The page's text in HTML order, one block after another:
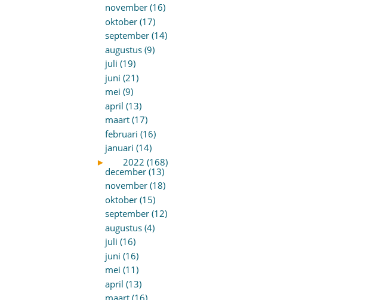
november (16)
oktober (17)
september (14)
augustus (9)
juli (19)
juni (21)
mei (9)
april (13)
maart (17)
februari (16)
januari (14)
►
2022 (168)
december (13)
november (18)
oktober (15)
september (12)
augustus (4)
juli (16)
juni (16)
mei (11)
april (13)
maart (16)